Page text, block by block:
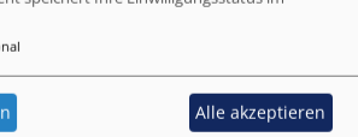
dabei gelöscht.
richten sich insbesondere
der Sozialgesetzgebung und der
der Evang.-Luth. Kirche in
Alle akzeptieren